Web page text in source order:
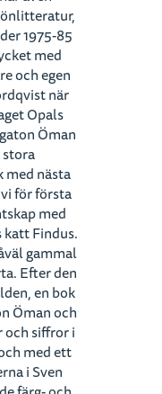
1975-85
med
och egen
när
Opals
Öman
nästa
för första
med
katt Findus.
gammal
Efter den
en bok
Öman och
och siffror i
med ett
i Sven